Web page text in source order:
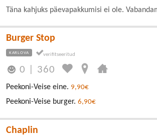
Täna kahjuks päevapakkumisi ei ole.
Burger Stop
KARLOVA
0 360
Peekoni-Veise eine. 9,90€
Peekoni-Veise burger. 6,90€
Chaplin